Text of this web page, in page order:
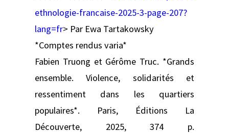
ethnologie-francaise-2025-3-page-207?
lang=fr> Par Ewa Tartakowsky
*Comptes rendus varia*
Fabien Truong et Gérôme Truc. *Grands
ensemble. Violence, solidarités et
ressentiment dans les quartiers
populaires*. Paris, Éditions La
Découverte, 2025, 374 p.